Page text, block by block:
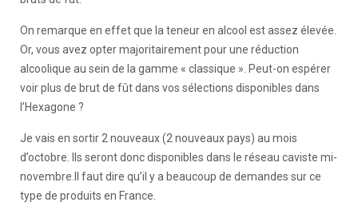
On remarque en effet que la teneur en alcool est assez élevée.
Or, vous avez opter majoritairement pour une réduction
alcoolique au sein de la gamme « classique ». Peut-on espérer
voir plus de brut de fût dans vos sélections disponibles dans
l’Hexagone ?
Je vais en sortir 2 nouveaux (2 nouveaux pays) au mois
d’octobre. Ils seront donc disponibles dans le réseau caviste mi-
novembre.Il faut dire qu’il y a beaucoup de demandes sur ce
type de produits en France.